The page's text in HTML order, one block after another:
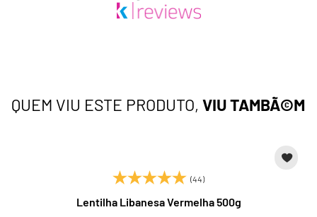
QUEM VIU ESTE PRODUTO, VIU TAMBÃ©M
(44)
Lentilha Libanesa Vermelha 500g